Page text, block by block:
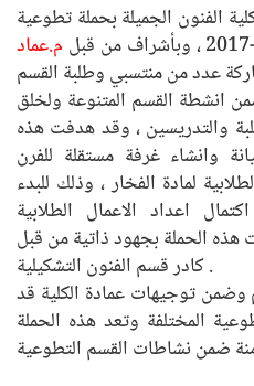
الفنون الجميلة بحملة تطوعية
م.عماد
عدد من منتسبي وطلبة القسم
انشطة القسم المتنوعة ولخلق
والتدريسين ، وقد هدفت هذه
وانشاء غرفة مستقلة للفرن
لمادة الفخار ، وذلك للبدء
اعداد الاعمال الطلابية
هذه الحملة بجهود ذاتية من قبل
كادر قسم الفنون التشكيلية .
وضمن توجيهات عمادة الكلية قد
المختلفة وتعد هذه الحملة